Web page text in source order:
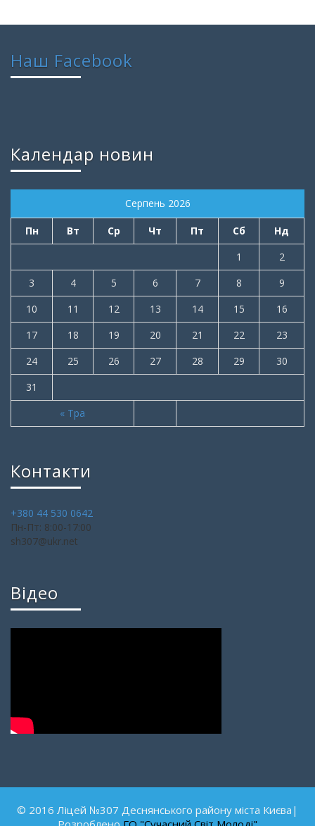
Наш Facebook
Календар новин
Серпень 2026
Пн Вт Ср Чт Пт Сб Нд
« Тра
1
2
3
4 5 6 7 8
9
10
11 12 13 14 15
16
17
18 19 20 21 22
23
24
25 26 27 28 29
30
31
Контакти
+380 44 530 0642
Пн-Пт: 8:00-17:00
sh307@ukr.net
Відео
© 2016 Ліцей №307 Деснянського району міста Києва|